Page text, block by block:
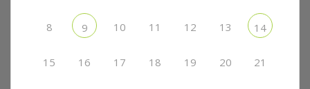
8 9 10 11 12 13 14
15 16 17 18 19 20 21